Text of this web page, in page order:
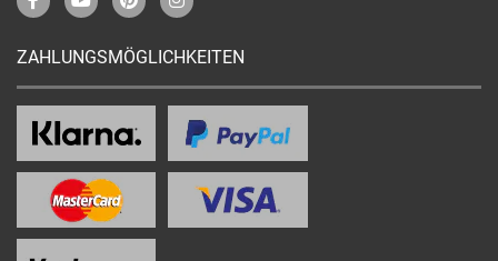
ZAHLUNGSMÖGLICHKEITEN